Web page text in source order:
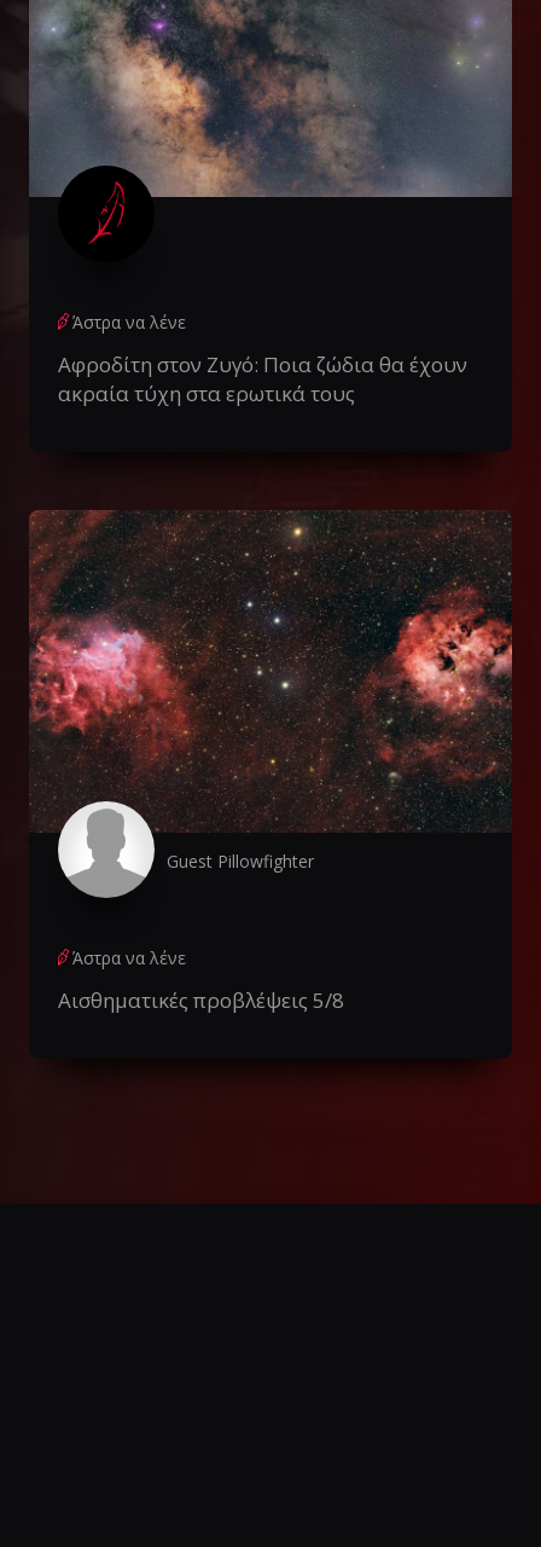
Άστρα να λένε
Αφροδίτη στον Ζυγό: Ποια ζώδια θα έχουν
ακραία τύχη στα ερωτικά τους
Guest Pillowfighter
Άστρα να λένε
Αισθηματικές προβλέψεις 5/8